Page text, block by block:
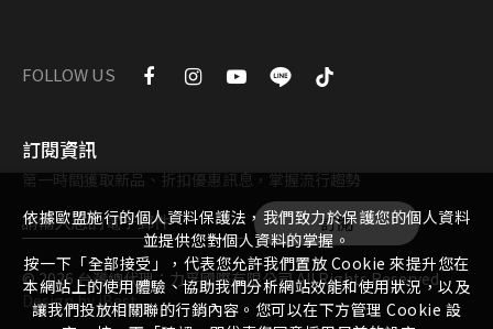
訂閱資訊
第一時間獲取新品、折扣優惠訊息，掌握流行趨勢
訂閱
© 2026 台灣總代理：力孚國際有限公司All Rights Reserved.
DesignbyiBest
FOLLOW US
依據歐盟施行的個人資料保護法，我們致力於保護您的個人資料
並提供您對個人資料的掌握。
按一下「全部接受」，代表您允許我們置放 Cookie 來提升您在
本網站上的使用體驗、協助我們分析網站效能和使用狀況，以及
讓我們投放相關聯的行銷內容。您可以在下方管理 Cookie 設